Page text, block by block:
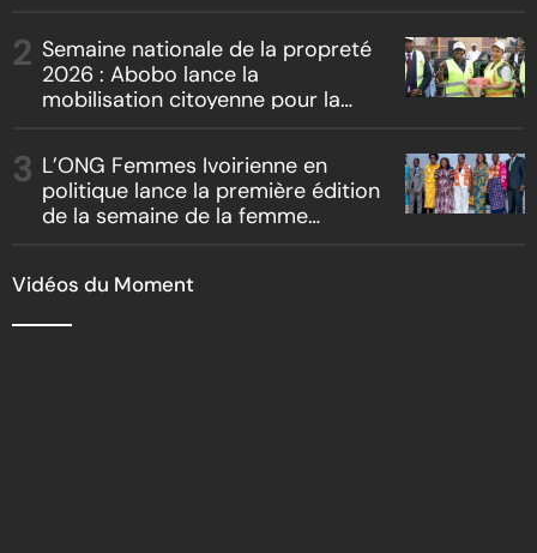
« Boss vs Boss »
Semaine nationale de la propreté
2026 : Abobo lance la
mobilisation citoyenne pour la
L’ONG Femmes Ivoirienne en
politique lance la première édition
de la semaine de la femme
Vidéos du Moment